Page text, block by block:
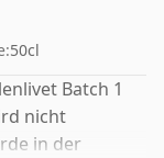
50cl
Batch 1
nicht
in der